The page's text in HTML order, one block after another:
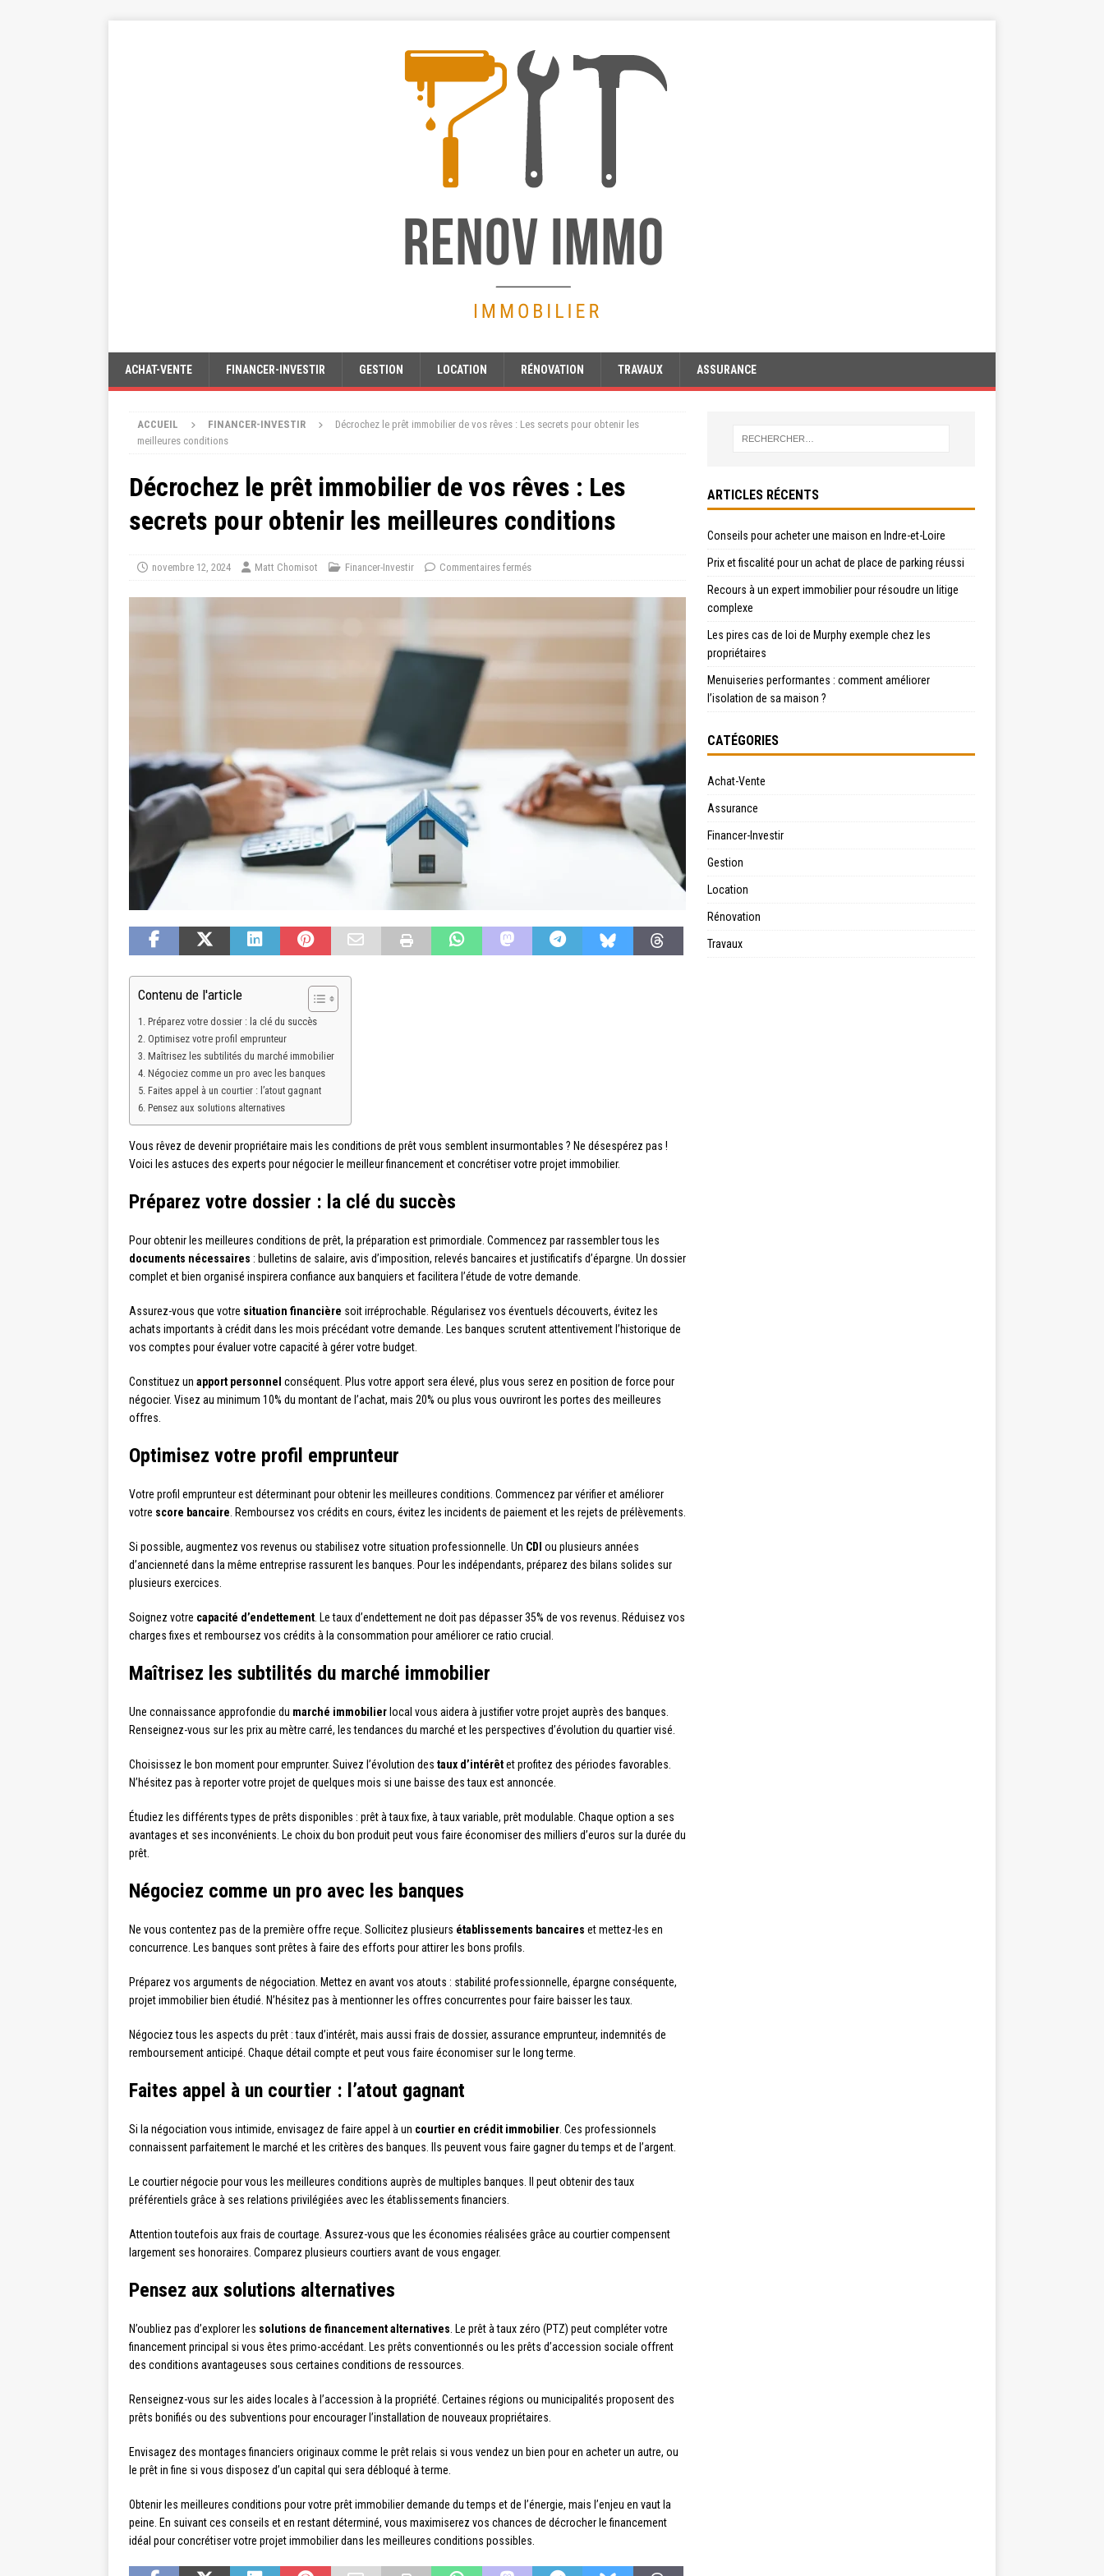
ACHAT-VENTE FINANCER-INVESTIR GESTION LOCATION RÉNOVATION TRAVAUX ASSURANCE
ACCUEIL FINANCER-INVESTIR
Décrochez le prêt immobilier de vos rêves : Les secrets pour obtenir les
meilleures conditions
Décrochez le prêt immobilier de vos rêves : Les
secrets pour obtenir les meilleures conditions
novembre 12, 2024 Matt Chomisot Financer-Investir Commentaires fermés
Contenu de l'article
Préparez votre dossier : la clé du succès
Optimisez votre profil emprunteur
Maîtrisez les subtilités du marché immobilier
Négociez comme un pro avec les banques
Faites appel à un courtier : l’atout gagnant
Pensez aux solutions alternatives
Vous rêvez de devenir propriétaire mais les conditions de prêt vous semblent insurmontables ? Ne désespérez pas !
Voici les astuces des experts pour négocier le meilleur financement et concrétiser votre projet immobilier.
Préparez votre dossier : la clé du succès
Pour obtenir les meilleures conditions de prêt, la préparation est primordiale. Commencez par rassembler tous les
documents nécessaires : bulletins de salaire, avis d’imposition, relevés bancaires et justificatifs d’épargne. Un dossier
complet et bien organisé inspirera confiance aux banquiers et facilitera l’étude de votre demande.
Assurez-vous que votre situation financière soit irréprochable. Régularisez vos éventuels découverts, évitez les
achats importants à crédit dans les mois précédant votre demande. Les banques scrutent attentivement l’historique de
vos comptes pour évaluer votre capacité à gérer votre budget.
Constituez un apport personnel conséquent. Plus votre apport sera élevé, plus vous serez en position de force pour
négocier. Visez au minimum 10% du montant de l’achat, mais 20% ou plus vous ouvriront les portes des meilleures
offres.
Optimisez votre profil emprunteur
Votre profil emprunteur est déterminant pour obtenir les meilleures conditions. Commencez par vérifier et améliorer
votre score bancaire . Remboursez vos crédits en cours, évitez les incidents de paiement et les rejets de prélèvements.
Si possible, augmentez vos revenus ou stabilisez votre situation professionnelle. Un CDI ou plusieurs années
d’ancienneté dans la même entreprise rassurent les banques. Pour les indépendants, préparez des bilans solides sur
plusieurs exercices.
Soignez votre capacité d’endettement . Le taux d’endettement ne doit pas dépasser 35% de vos revenus. Réduisez vos
charges fixes et remboursez vos crédits à la consommation pour améliorer ce ratio crucial.
Maîtrisez les subtilités du marché immobilier
Une connaissance approfondie du marché immobilier local vous aidera à justifier votre projet auprès des banques.
Renseignez-vous sur les prix au mètre carré, les tendances du marché et les perspectives d’évolution du quartier visé.
Choisissez le bon moment pour emprunter. Suivez l’évolution des taux d’intérêtet profitez des périodes favorables.
N’hésitez pas à reporter votre projet de quelques mois si une baisse des taux est annoncée.
Étudiez les différents types de prêts disponibles : prêt à taux fixe, à taux variable, prêt modulable. Chaque option a ses
avantages et ses inconvénients. Le choix du bon produit peut vous faire économiser des milliers d’euros sur la durée du
prêt.
Négociez comme un pro avec les banques
Ne vous contentez pas de la première offre reçue. Sollicitez plusieurs établissements bancaires et mettez-les en
concurrence. Les banques sont prêtes à faire des efforts pour attirer les bons profils.
Préparez vos arguments de négociation. Mettez en avant vos atouts : stabilité professionnelle, épargne conséquente,
projet immobilier bien étudié. N’hésitez pas à mentionner les offres concurrentes pour faire baisser les taux.
Négociez tous les aspects du prêt : taux d’intérêt, mais aussi frais de dossier, assurance emprunteur, indemnités de
remboursement anticipé. Chaque détail compte et peut vous faire économiser sur le long terme.
Faites appel à un courtier : l’atout gagnant
Si la négociation vous intimide, envisagez de faire appel à un courtier en crédit immobilier . Ces professionnels
connaissent parfaitement le marché et les critères des banques. Ils peuvent vous faire gagner du temps et de l’argent.
Le courtier négocie pour vous les meilleures conditions auprès de multiples banques. Il peut obtenir des taux
préférentiels grâce à ses relations privilégiées avec les établissements financiers.
Attention toutefois aux frais de courtage. Assurez-vous que les économies réalisées grâce au courtier compensent
largement ses honoraires. Comparez plusieurs courtiers avant de vous engager.
Pensez aux solutions alternatives
N’oubliez pas d’explorer les solutions de financement alternatives . Le prêt à taux zéro (PTZ) peut compléter votre
financement principal si vous êtes primo-accédant. Les prêts conventionnés ou les prêts d’accession sociale offrent
des conditions avantageuses sous certaines conditions de ressources.
Renseignez-vous sur les aides locales à l’accession à la propriété. Certaines régions ou municipalités proposent des
prêts bonifiés ou des subventions pour encourager l’installation de nouveaux propriétaires.
Envisagez des montages financiers originaux comme le prêt relais si vous vendez un bien pour en acheter un autre, ou
le prêt in fine si vous disposez d’un capital qui sera débloqué à terme.
Obtenir les meilleures conditions pour votre prêt immobilier demande du temps et de l’énergie, mais l’enjeu en vaut la
peine. En suivant ces conseils et en restant déterminé, vous maximiserez vos chances de décrocher le financement
idéal pour concrétiser votre projet immobilier dans les meilleures conditions possibles.
ARTICLES RÉCENTS
Conseils pour acheter une maison en Indre-et-Loire
Prix et fiscalité pour un achat de place de parking réussi
Recours à un expert immobilier pour résoudre un litige
complexe
Les pires cas de loi de Murphy exemple chez les
propriétaires
Menuiseries performantes : comment améliorer
l’isolation de sa maison ?
CATÉGORIES
Achat-Vente
Assurance
Financer-Investir
Gestion
Location
Rénovation
Travaux